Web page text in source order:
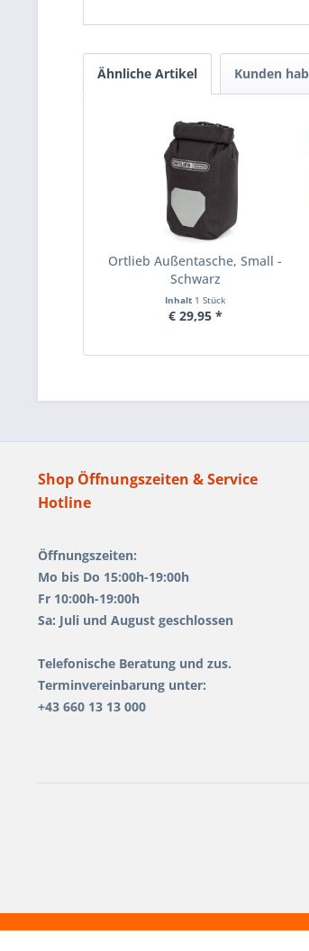
Ähnliche Artikel Kunden
Ortlieb Außentasche, Small -
Schwarz
Inhalt 1 Stück
€ 29,95 *
Shop Öffnungszeiten & Service
Hotline
Öffnungszeiten:
Mo bis Do 15:00h-19:00h
Fr 10:00h-19:00h
Sa: Juli und August geschlossen
Telefonische Beratung und zus.
Terminvereinbarung unter:
+43 660 13 13 000